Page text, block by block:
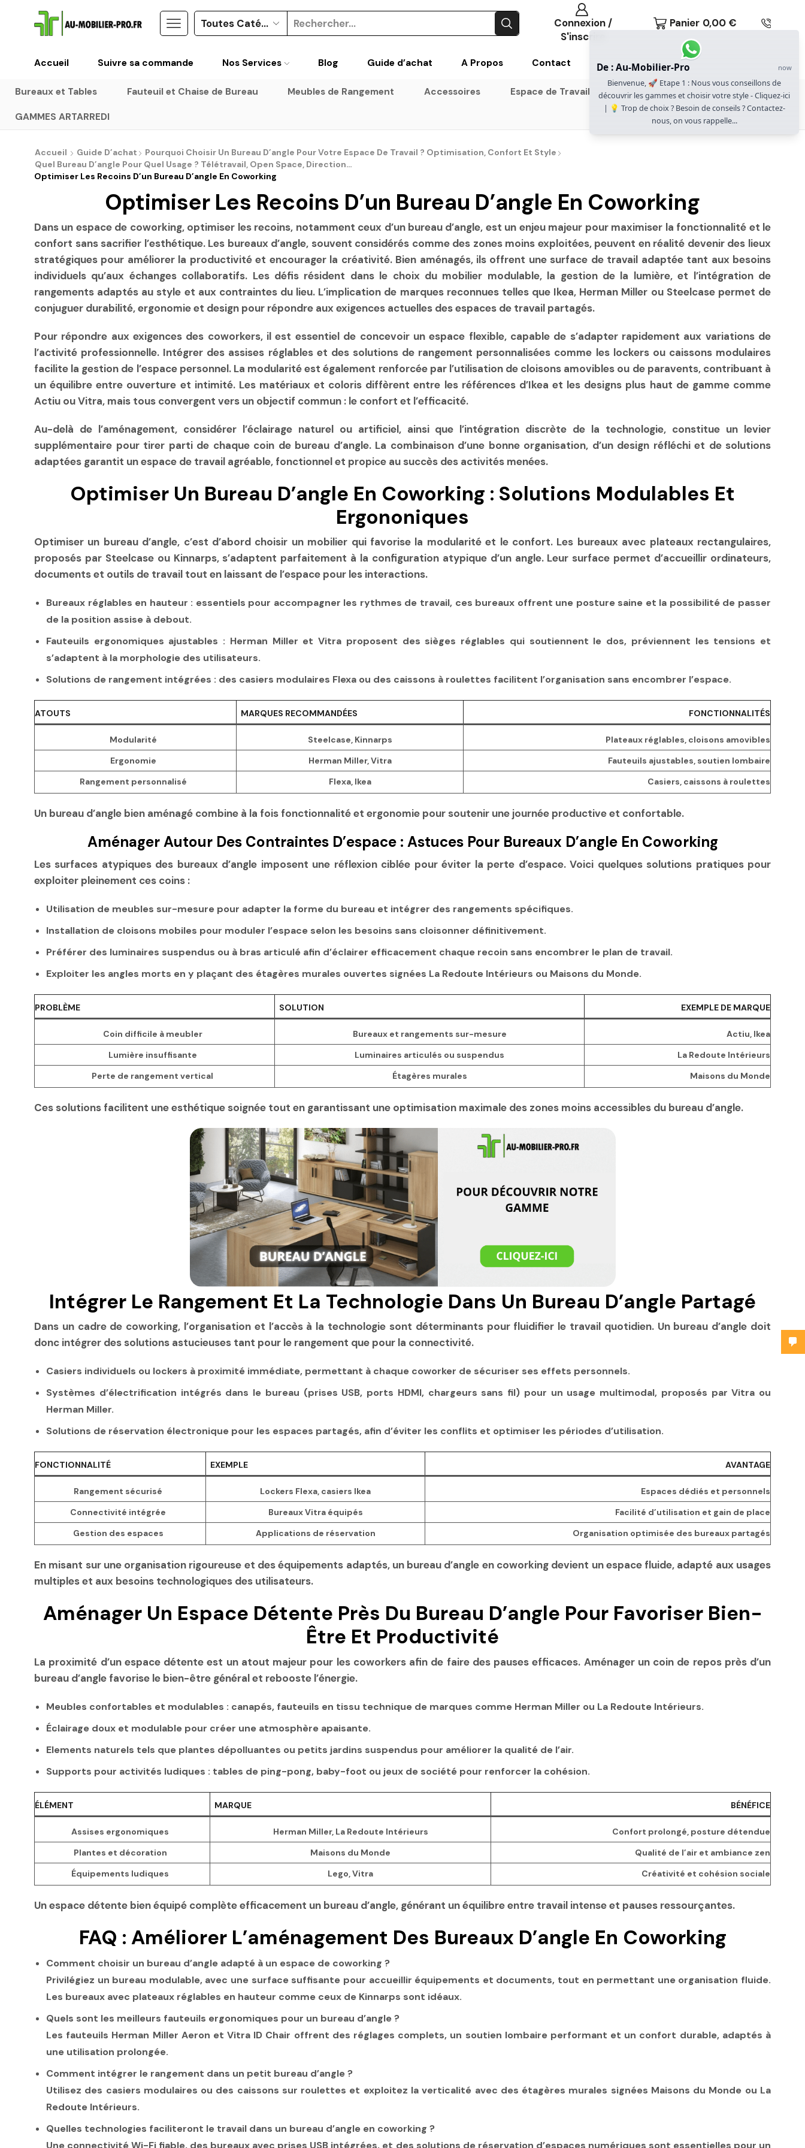
Connexion /
S'inscrire
Panier 0,00 €
Accueil Suivre sa commande Nos Services Blog Guide d’achat A Propos Contact
Bureaux et Tables Fauteuil et Chaise de Bureau Meubles de Rangement Accessoires Espace de Travail Gammes Gautier Office
GAMMES ARTARREDI
Accueil Guide D’achat
Pourquoi Choisir Un Bureau D’angle Pour Votre Espace De Travail ? Optimisation, Confort Et Style
Quel Bureau D’angle Pour Quel Usage ? Télétravail, Open Space, Direction…
Optimiser Les Recoins D’un Bureau D’angle En Coworking
Optimiser Les Recoins D’un Bureau D’angle En Coworking
Dans un espace de coworking, optimiser les recoins, notamment ceux d’un bureau d’angle, est un enjeu majeur pour maximiser la fonctionnalité et le
confort sans sacrifier l’esthétique. Les bureaux d’angle, souvent considérés comme des zones moins exploitées, peuvent en réalité devenir des lieux
stratégiques pour améliorer la productivité et encourager la créativité. Bien aménagés, ils offrent une surface de travail adaptée tant aux besoins
individuels qu’aux échanges collaboratifs. Les défis résident dans le choix du mobilier modulable, la gestion de la lumière, et l’intégration de
rangements adaptés au style et aux contraintes du lieu. L’implication de marques reconnues telles que Ikea, Herman Miller ou Steelcase permet de
conjuguer durabilité, ergonomie et design pour répondre aux exigences actuelles des espaces de travail partagés.
Pour répondre aux exigences des coworkers, il est essentiel de concevoir un espace flexible, capable de s’adapter rapidement aux variations de
l’activité professionnelle. Intégrer des assises réglables et des solutions de rangement personnalisées comme les lockers ou caissons modulaires
facilite la gestion de l’espace personnel. La modularité est également renforcée par l’utilisation de cloisons amovibles ou de paravents, contribuant à
un équilibre entre ouverture et intimité. Les matériaux et coloris diffèrent entre les références d’Ikea et les designs plus haut de gamme comme
Actiu ou Vitra, mais tous convergent vers un objectif commun : le confort et l’efficacité.
Au-delà de l’aménagement, considérer l’éclairage naturel ou artificiel, ainsi que l’intégration discrète de la technologie, constitue un levier
supplémentaire pour tirer parti de chaque coin de bureau d’angle. La combinaison d’une bonne organisation, d’un design réfléchi et de solutions
adaptées garantit un espace de travail agréable, fonctionnel et propice au succès des activités menées.
Optimiser Un Bureau D’angle En Coworking : Solutions Modulables Et
Ergononiques
Optimiser un bureau d’angle, c’est d’abord choisir un mobilier qui favorise la modularité et le confort. Les bureaux avec plateaux rectangulaires,
proposés par Steelcase ou Kinnarps, s’adaptent parfaitement à la configuration atypique d’un angle. Leur surface permet d’accueillir ordinateurs,
documents et outils de travail tout en laissant de l’espace pour les interactions.
Bureaux réglables en hauteur : essentiels pour accompagner les rythmes de travail, ces bureaux offrent une posture saine et la possibilité de passer
de la position assise à debout.
Fauteuils ergonomiques ajustables : Herman Miller et Vitra proposent des sièges réglables qui soutiennent le dos, préviennent les tensions et
s’adaptent à la morphologie des utilisateurs.
Solutions de rangement intégrées : des casiers modulaires Flexa ou des caissons à roulettes facilitent l’organisation sans encombrer l’espace.
ATOUTS MARQUES RECOMMANDÉES FONCTIONNALITÉS
Modularité Steelcase, Kinnarps
Plateaux réglables, cloisons amovibles
Ergonomie
Herman Miller, Vitra
Fauteuils ajustables, soutien lombaire
Rangement personnalisé
Flexa, Ikea Casiers, caissons à roulettes
Un bureau d’angle bien aménagé combine à la fois fonctionnalité et ergonomie pour soutenir une journée productive et confortable.
Aménager Autour Des Contraintes D’espace : Astuces Pour Bureaux D’angle En Coworking
Les surfaces atypiques des bureaux d’angle imposent une réflexion ciblée pour éviter la perte d’espace. Voici quelques solutions pratiques pour
exploiter pleinement ces coins :
Utilisation de meubles sur-mesure pour adapter la forme du bureau et intégrer des rangements spécifiques.
Installation de cloisons mobiles pour moduler l’espace selon les besoins sans cloisonner définitivement.
Préférer des luminaires suspendus ou à bras articulé afin d’éclairer efficacement chaque recoin sans encombrer le plan de travail.
Exploiter les angles morts en y plaçant des étagères murales ouvertes signées La Redoute Intérieurs ou Maisons du Monde.
PROBLÈME SOLUTION EXEMPLE DE MARQUE
Coin difficile à meubler Bureaux et rangements sur-mesure
Actiu, Ikea
Lumière insuffisante
Luminaires articulés ou suspendus
La Redoute Intérieurs
Perte de rangement vertical
Étagères murales Maisons du Monde
Ces solutions facilitent une esthétique soignée tout en garantissant une optimisation maximale des zones moins accessibles du bureau d’angle.
Intégrer Le Rangement Et La Technologie Dans Un Bureau D’angle Partagé
Dans un cadre de coworking, l’organisation et l’accès à la technologie sont déterminants pour fluidifier le travail quotidien. Un bureau d’angle doit
donc intégrer des solutions astucieuses tant pour le rangement que pour la connectivité.
Casiers individuels ou lockers à proximité immédiate, permettant à chaque coworker de sécuriser ses effets personnels.
Systèmes d’électrification intégrés dans le bureau (prises USB, ports HDMI, chargeurs sans fil) pour un usage multimodal, proposés par Vitra ou
Herman Miller.
Solutions de réservation électronique pour les espaces partagés, afin d’éviter les conflits et optimiser les périodes d’utilisation.
FONCTIONNALITÉ EXEMPLE AVANTAGE
Rangement sécurisé Lockers Flexa, casiers Ikea
Espaces dédiés et personnels
Connectivité intégrée
Bureaux Vitra équipés
Facilité d’utilisation et gain de place
Gestion des espaces
Applications de réservation Organisation optimisée des bureaux partagés
En misant sur une organisation rigoureuse et des équipements adaptés, un bureau d’angle en coworking devient un espace fluide, adapté aux usages
multiples et aux besoins technologiques des utilisateurs.
Aménager Un Espace Détente Près Du Bureau D’angle Pour Favoriser Bien-
Être Et Productivité
La proximité d’un espace détente est un atout majeur pour les coworkers afin de faire des pauses efficaces. Aménager un coin de repos près d’un
bureau d’angle favorise le bien-être général et rebooste l’énergie.
Meubles confortables et modulables : canapés, fauteuils en tissu technique de marques comme Herman Miller ou La Redoute Intérieurs.
Éclairage doux et modulable pour créer une atmosphère apaisante.
Elements naturels tels que plantes dépolluantes ou petits jardins suspendus pour améliorer la qualité de l’air.
Supports pour activités ludiques : tables de ping-pong, baby-foot ou jeux de société pour renforcer la cohésion.
ÉLÉMENT MARQUE BÉNÉFICE
Assises ergonomiques Herman Miller, La Redoute Intérieurs
Confort prolongé, posture détendue
Plantes et décoration
Maisons du Monde
Qualité de l’air et ambiance zen
Équipements ludiques
Lego, Vitra Créativité et cohésion sociale
Un espace détente bien équipé complète efficacement un bureau d’angle, générant un équilibre entre travail intense et pauses ressourçantes.
FAQ : Améliorer L’aménagement Des Bureaux D’angle En Coworking
Comment choisir un bureau d’angle adapté à un espace de coworking ?
Privilégiez un bureau modulable, avec une surface suffisante pour accueillir équipements et documents, tout en permettant une organisation fluide.
Les bureaux avec plateaux réglables en hauteur comme ceux de Kinnarps sont idéaux.
Quels sont les meilleurs fauteuils ergonomiques pour un bureau d’angle ?
Les fauteuils Herman Miller Aeron et Vitra ID Chair offrent des réglages complets, un soutien lombaire performant et un confort durable, adaptés à
une utilisation prolongée.
Comment intégrer le rangement dans un petit bureau d’angle ?
Utilisez des casiers modulaires ou des caissons sur roulettes et exploitez la verticalité avec des étagères murales signées Maisons du Monde ou La
Redoute Intérieurs.
Quelles technologies faciliteront le travail dans un bureau d’angle en coworking ?
Une connectivité Wi-Fi fiable, des bureaux avec prises USB intégrées, et des solutions de réservation d’espaces numériques sont essentielles pour un
De : Au-Mobilier-Pro now
Bienvenue, 🚀 Etape 1 : Nous vous conseillons de
découvrir les gammes et choisir votre style - Cliquez-ici
| 💡 Trop de choix ? Besoin de conseils ? Contactez-
nous, on vous rappelle...